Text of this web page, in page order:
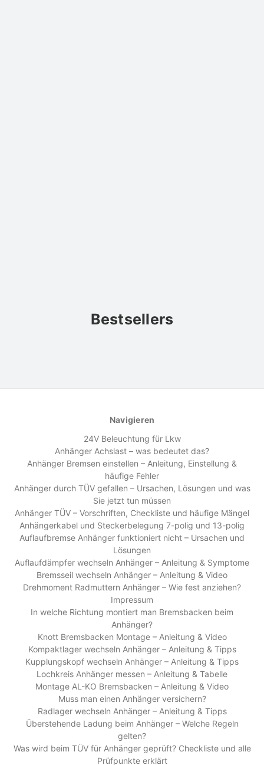
Bestsellers
Navigieren
24V Beleuchtung für Lkw
Anhänger Achslast – was bedeutet das?
Anhänger Bremsen einstellen – Anleitung, Einstellung &
häufige Fehler
Anhänger durch TÜV gefallen – Ursachen, Lösungen und was
Sie jetzt tun müssen
Anhänger TÜV – Vorschriften, Checkliste und häufige Mängel
Anhängerkabel und Steckerbelegung 7-polig und 13-polig
Auflaufbremse Anhänger funktioniert nicht – Ursachen und
Lösungen
Auflaufdämpfer wechseln Anhänger – Anleitung & Symptome
Bremsseil wechseln Anhänger – Anleitung & Video
Drehmoment Radmuttern Anhänger – Wie fest anziehen?
Impressum
In welche Richtung montiert man Bremsbacken beim
Anhänger?
Knott Bremsbacken Montage – Anleitung & Video
Kompaktlager wechseln Anhänger – Anleitung & Tipps
Kupplungskopf wechseln Anhänger – Anleitung & Tipps
Lochkreis Anhänger messen – Anleitung & Tabelle
Montage AL-KO Bremsbacken – Anleitung & Video
Muss man einen Anhänger versichern?
Radlager wechseln Anhänger – Anleitung & Tipps
Überstehende Ladung beim Anhänger – Welche Regeln
gelten?
Was wird beim TÜV für Anhänger geprüft? Checkliste und alle
Prüfpunkte erklärt